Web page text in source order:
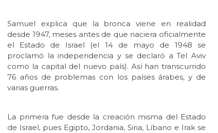
Samuel explica que la bronca viene en realidad
desde 1947, meses antes de que naciera oficialmente
el Estado de Israel (el 14 de mayo de 1948 se
proclamó la independencia y se declaró a Tel Aviv
como la capital del nuevo país). Así han transcurrido
76 años de problemas con los países árabes, y de
varias guerras.
La primera fue desde la creación misma del Estado
de Israel, pues Egipto, Jordania, Siria, Líbano e Irak se